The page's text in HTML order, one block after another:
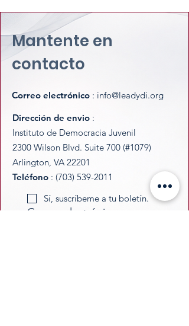
Mantente en
contacto
Correo electrónico : info@leadydi.org
Dirección de envio :
Instituto de Democracia Juvenil
2300 Wilson Blvd. Suite 700 (#1079)
Arlington, VA 22201
Teléfono : (703) 539-2011
Sí, suscríbeme a tu boletín.
Correo electrónico